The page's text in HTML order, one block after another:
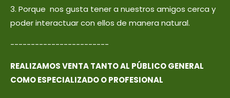
3. Porque nos gusta tener a nuestros amigos cerca y
poder interactuar con ellos de manera natural.
------------------------
REALIZAMOS VENTA TANTO AL PÚBLICO GENERAL
COMO ESPECIALIZADO O PROFESIONAL